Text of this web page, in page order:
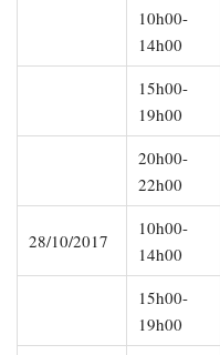
10h00-
14h00
15h00-
19h00
20h00-
22h00
28/10/2017
10h00-
14h00
15h00-
19h00